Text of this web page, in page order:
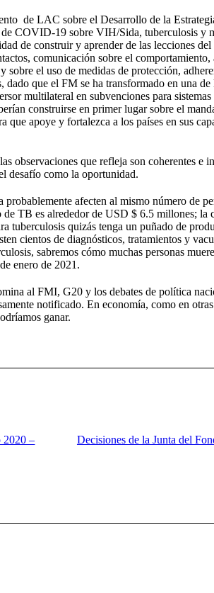
de LAC sobre el Desarrollo de la
COVID-19 sobre VIH/Sida, tuberculosis y
de construir y aprender de las lecciones
comunicación sobre el
sobre el uso de medidas de protección,
que el FM se ha transformado en una
multilateral en subvenciones para
construirse en primer lugar sobre el
apoye y fortalezca a los países en sus
observaciones que refleja son coherentes e
desafío como la oportunidad.
afecten al mismo número de
TB es alrededor de USD $ 6.5 millones;
tuberculosis quizás tenga un puñado de
cientos de diagnósticos, tratamientos y
sabremos cómo muchas personas
enero de 2021.
al FMI, G20 y los debates de política
notificado. En economía, como en
ganar.
2020 –
Decisiones de la Junta del